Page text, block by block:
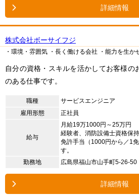
詳細情報
株式会社ボーサイフジ
・環境・雰囲気 ・長く働ける会社 ・能力を生か
自分の資格・スキルを活かしてお客様の
のある仕事です。
職種
サービスエンジニア
雇用形態
正社員
給与
月給19万1000円～25万円
経験者、消防設備士資格保
免許手当（1000円から／1
す。
勤務地
広島県福山市山手町5-26-50
詳細情報